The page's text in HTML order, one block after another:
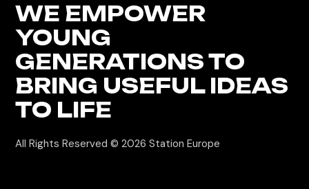
WE EMPOWER
YOUNG
GENERATIONSTO
BRING USEFUL IDEAS
TO LIFE
All Rights Reserved © 2026Station Europe